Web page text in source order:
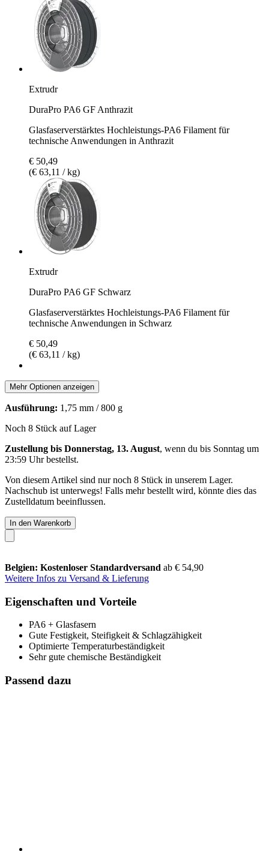
Extrudr
DuraPro PA6 GF Anthrazit
Glasfaserverstärktes Hochleistungs-PA6 Filament für
technische Anwendungen in Anthrazit
€ 50,49
(€ 63,11 / kg)
Extrudr
DuraPro PA6 GF Schwarz
Glasfaserverstärktes Hochleistungs-PA6 Filament für
technische Anwendungen in Schwarz
€ 50,49
(€ 63,11 / kg)
Mehr Optionen anzeigen
Ausführung: 1,75 mm / 800 g
Noch 8 Stück auf Lager
Zustellung bis Donnerstag, 13. August, wenn du bis Sonntag um
23:59 Uhrbestellst.
Von diesem Artikel sind nur noch 8 Stück in unserem Lager.
Nachschub ist unterwegs! Falls mehr bestellt wird, könnte dies das
Zustelldatum beeinflussen.
In den Warenkorb
Belgien: Kostenloser Standardversand ab € 54,90
Weitere Infos zu Versand & Lieferung
Eigenschaften und Vorteile
PA6 + Glasfasern
Gute Festigkeit, Steifigkeit & Schlagzähigkeit
Optimierte Temperaturbeständigkeit
Sehr gute chemische Beständigkeit
Passend dazu